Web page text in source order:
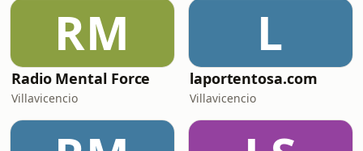
RM
Radio Mental Force
Villavicencio
L
laportentosa.com
Villavicencio